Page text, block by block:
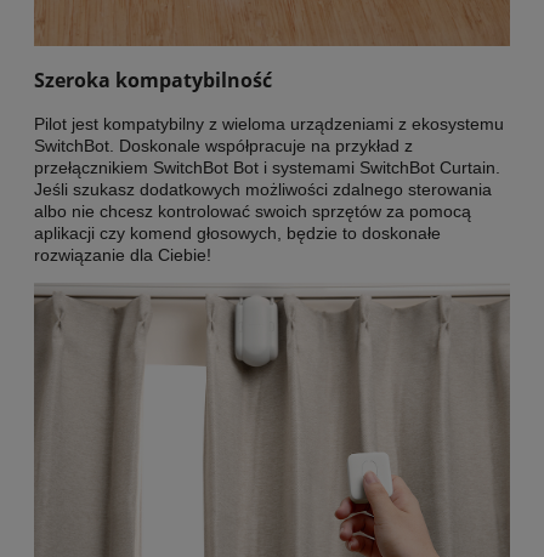
Szeroka kompatybilność
Pilot jest kompatybilny z wieloma urządzeniami z ekosystemu
SwitchBot. Doskonale współpracuje na przykład z
przełącznikiem SwitchBot Bot i systemami SwitchBot Curtain.
Jeśli szukasz dodatkowych możliwości zdalnego sterowania
albo nie chcesz kontrolować swoich sprzętów za pomocą
aplikacji czy komend głosowych, będzie to doskonałe
rozwiązanie dla Ciebie!